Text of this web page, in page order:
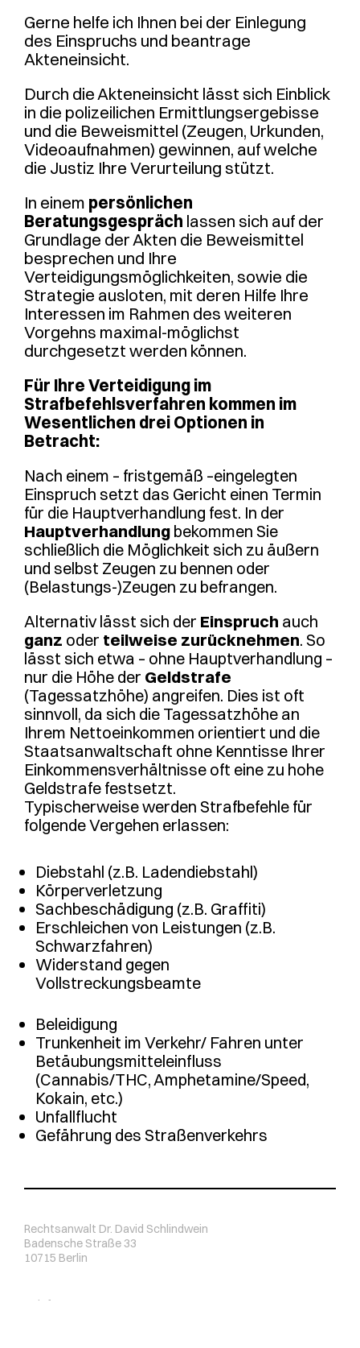
Gerne helfe ich Ihnen bei der Einlegung
des Einspruchs und beantrage
Akteneinsicht.
Durch die Akteneinsicht lässt sich Einblick
in die polizeilichen Ermittlungsergebisse
und die Beweismittel (Zeugen, Urkunden,
Videoaufnahmen) gewinnen, auf welche
die Justiz Ihre Verurteilung stützt.
In einem persönlichen
Beratungsgespräch lassen sich auf der
Grundlage der Akten die Beweismittel
besprechen und Ihre
Verteidigungsmöglichkeiten, sowie die
Strategie ausloten, mit deren Hilfe Ihre
Interessen im Rahmen des weiteren
Vorgehns maximal-möglichst
durchgesetzt werden können.
Für Ihre Verteidigung im
Strafbefehlsverfahren kommen im
Wesentlichen drei Optionen in
Betracht:
Nach einem – fristgemäß –eingelegten
Einspruch setzt das Gericht einen Termin
für die Hauptverhandlung fest. In der
Hauptverhandlung bekommen Sie
schließlich die Möglichkeit sich zu äußern
und selbst Zeugen zu bennen oder
(Belastungs-)Zeugen zu befrangen.
Alternativ lässt sich der Einspruch auch
ganz oder teilweise zurücknehmen. So
lässt sich etwa – ohne Hauptverhandlung –
nur die Höhe der Geldstrafe
(Tagessatzhöhe) angreifen. Dies ist oft
sinnvoll, da sich die Tagessatzhöhe an
Ihrem Nettoeinkommen orientiert und die
Staatsanwaltschaft ohne Kenntisse Ihrer
Einkommensverhältnisse oft eine zu hohe
Geldstrafe festsetzt.
Typischerweisewerden Strafbefehle für
folgende Vergehen erlassen:
Diebstahl (z.B. Ladendiebstahl)
Körperverletzung
Sachbeschädigung (z.B. Graffiti)
Erschleichen von Leistungen (z.B.
Schwarzfahren)
Widerstand gegen
Vollstreckungsbeamte
Beleidigung
Trunkenheit im Verkehr/ Fahren unter
Betäubungsmitteleinfluss
(Cannabis/THC, Amphetamine/Speed,
Kokain, etc.)
Unfallflucht
Gefährung des Straßenverkehrs
Rechtsanwalt Dr. David Schlindwein
Badensche Straße 33
10715 Berlin
Telefon: